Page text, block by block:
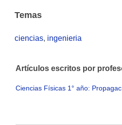
Temas
ciencias, ingenieria
Artículos escritos por
Ciencias Físicas 1° año: